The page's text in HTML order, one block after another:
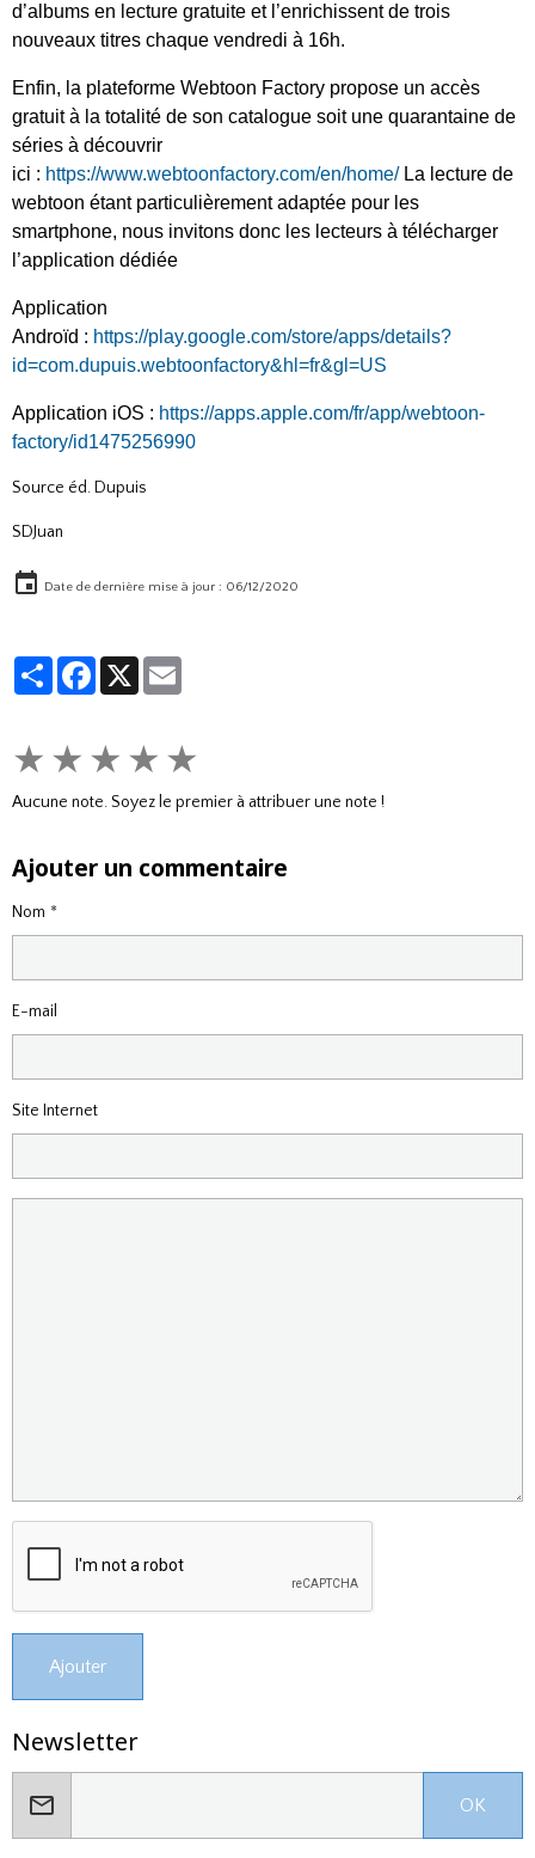
d’albums en lecture gratuite et l’enrichissent de trois
nouveaux titres chaque vendredi à 16h.
Enfin, la plateforme Webtoon Factory propose un accès
gratuit à la totalité de son catalogue soit une quarantaine de
séries à découvrir
ici : https://www.webtoonfactory.com/en/home/La lecture de
webtoon étant particulièrement adaptée pour les
smartphone, nous invitons donc les lecteurs à télécharger
l’application dédiée
Application
Androïd : https://play.google.com/store/apps/details?
id=com.dupuis.webtoonfactory&hl=fr&gl=US
Application iOS : https://apps.apple.com/fr/app/webtoon-
factory/id1475256990
Source éd. Dupuis
SDJuan
Date de dernière mise à jour : 06/12/2020
PartagerFacebook
X
★ ★ ★ ★ ★
Aucune note. Soyez le premier à attribuer une note !
Ajouter un commentaire
Nom
E-mail
Site Internet
Ajouter
Newsletter
OK